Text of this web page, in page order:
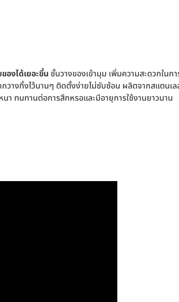
องได้เยอะขึ้น ชั้นวางของเข้ามุม เพิ่มความสะดวกใน
กวางทิ้งไว้นานๆ ติดตั้งง่ายไม่ซับซ้อน ผลิตจากสแตนเ
ทนทานต่อการสึกหรอและมีอายุการใช้งานยาวนาน